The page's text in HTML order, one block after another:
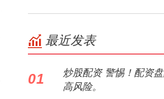
最近发表
01
炒股配资 警惕！配资
高风险。